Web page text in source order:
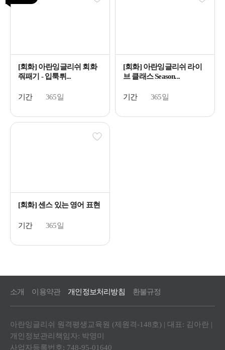
[회화] 아란잉글리쉬 회화
줘패기 - 입툭튀...
기간 365일
[회화] 아란잉글리쉬 라이
브 클래스 Season...
기간 365일
[회화] 센스 있는 영어 표현
기간 365일
소개 이용약관 개인정보처리방침 환불규정
아란잉글리쉬 원격평생교육원 (제원격-148호) | 대표: 김아란 |
개인정보관리책임자: 박영미
사업자등록번호: 748-95-01640